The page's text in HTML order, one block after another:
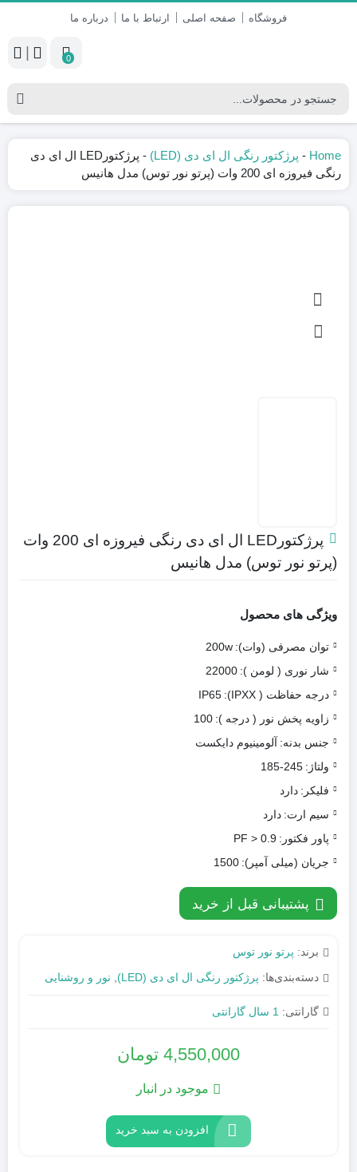
فروشگاه صفحه اصلی ارتباط با ما درباره ما
0
|
Home
- پرژکتور رنگی ال ای دی (LED) -
پرژکتورLED ال ای دی
رنگی فیروزه ای 200 وات (پرتو نور توس) مدل هانیس
پرژکتورLED ال ای دی رنگی فیروزه ای 200 وات
(پرتو نور توس) مدل هانیس
ویژگی های محصول
توان مصرفی (وات): 200w
شار نوری ( لومن ): 22000
درجه حفاظت ( IPXX):
IP65
زاویه پخش نور ( درجه ): 100
جنس بدنه: آلومینیوم دایکست
ولتاژ: 185-245
فلیکر: دارد
سیم ارت: دارد
پاور فکتور: PF > 0.9
جریان (میلی آمپر): 1500
پشتیبانی قبل از خرید
برند: پرتو نور توس
دسته‌بندی‌ها: پرژکتور رنگی ال ای دی (LED) نور و روشنایی
گارانتی: 1 سال گارانتی
4,550,000 تومان
موجود در انبار
افزودن به سبد خرید